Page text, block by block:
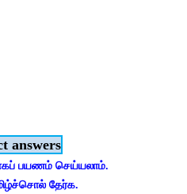
answers
பயணம் செய்யலாம்.
தேர்க.